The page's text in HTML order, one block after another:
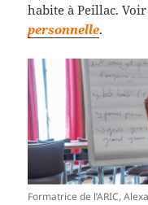
habite à Peillac.
personnelle.
Formatrice de l’ARIC,